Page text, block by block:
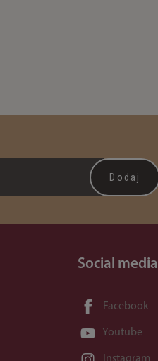
Social media
Facebook
Youtube